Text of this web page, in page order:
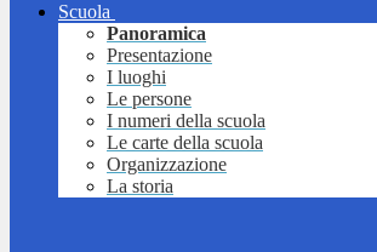
Scuola
Panoramica
Presentazione
I luoghi
Le persone
I numeri della scuola
Le carte della scuola
Organizzazione
La storia